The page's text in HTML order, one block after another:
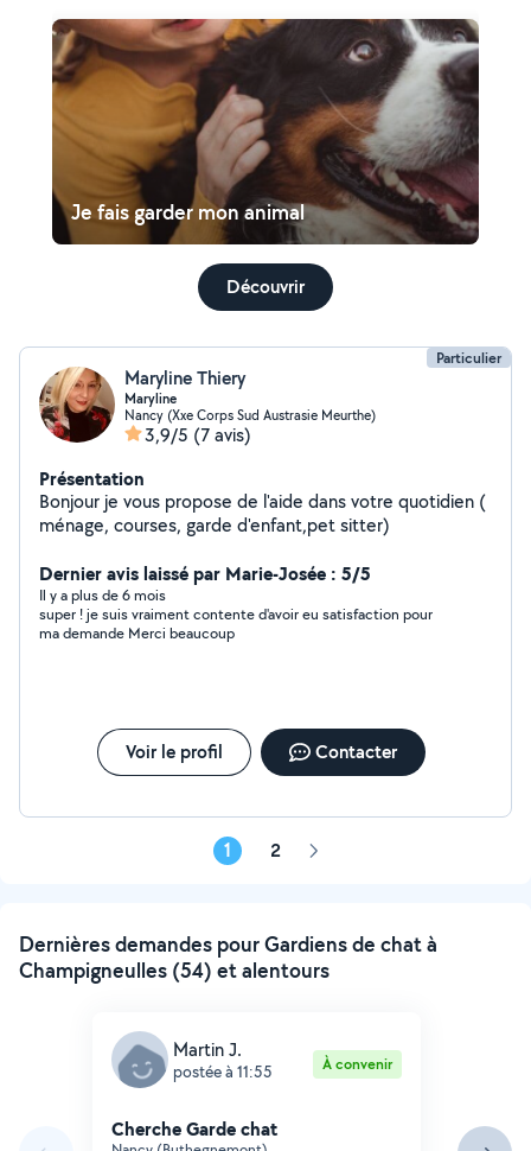
Je fais garder mon animal
Découvrir
Particulier
Maryline Thiery
Maryline
Nancy (Xxe Corps Sud Austrasie Meurthe)
3,9/5 (7 avis)
Présentation
Bonjour je vous propose de l'aide dans votre quotidien (
ménage, courses, garde d'enfant,pet sitter)
Dernier avis laissé par Marie-Josée : 5/5
Il y a plus de 6 mois
super ! je suis vraiment contente d'avoir eu satisfaction pour
ma demande Merci beaucoup
Voir le profil Contacter
1 2 Page
Dernières demandes pour Gardiens de chat à
Champigneulles (54) et alentours
Martin J.
postée à 11:55 À convenir
Cherche Garde chat